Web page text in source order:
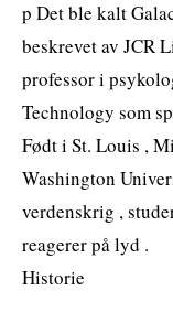
p Det ble kalt
beskrevet av JCR
professor i
Technology som
Født i St. Louis ,
Washington
verdenskrig ,
reagerer på lyd .
Historie